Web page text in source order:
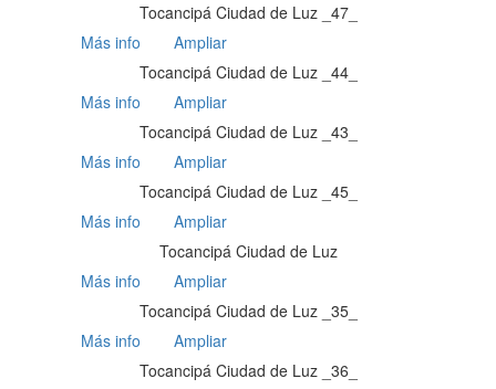
Tocancipá Ciudad de Luz _47_
Más info
Ampliar
Tocancipá Ciudad de Luz _44_
Más info
Ampliar
Tocancipá Ciudad de Luz _43_
Más info
Ampliar
Tocancipá Ciudad de Luz _45_
Más info
Ampliar
Tocancipá Ciudad de Luz
Más info
Ampliar
Tocancipá Ciudad de Luz _35_
Más info
Ampliar
Tocancipá Ciudad de Luz _36_